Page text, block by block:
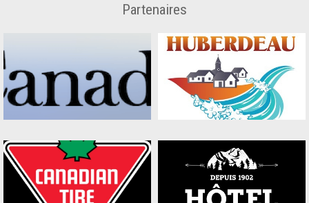
Partenaires